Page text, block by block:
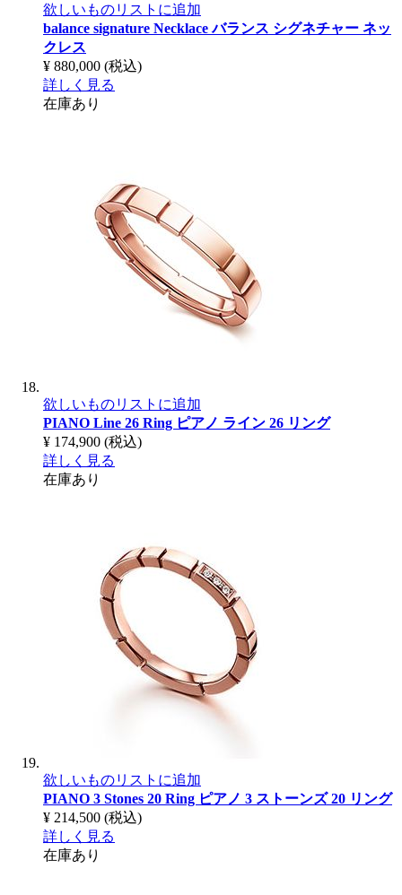
欲しいものリストに追加
balance signature Necklaceバランス シグネチャー ネッ
クレス
¥ 880,000 (税込)
詳しく見る
在庫あり
欲しいものリストに追加
PIANO Line 26 Ring ピアノ ライン 26 リング
¥ 174,900 (税込)
詳しく見る
在庫あり
欲しいものリストに追加
PIANO 3 Stones 20 Ring ピアノ 3 ストーンズ 20 リング
¥ 214,500 (税込)
詳しく見る
在庫あり